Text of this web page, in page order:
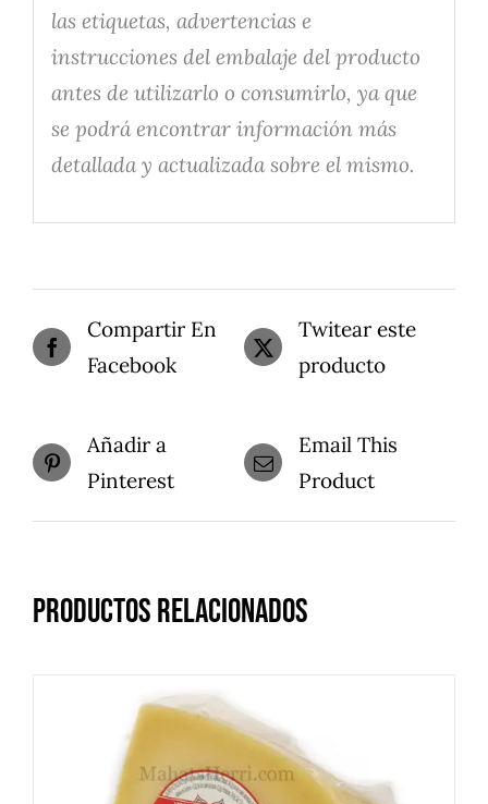
las etiquetas, advertencias e
instrucciones del embalaje del producto
antes de utilizarlo o consumirlo, ya que
se podrá encontrar información más
detallada y actualizada sobre el mismo.
Compartir En
Facebook
Twitear este
producto
Añadir a
Pinterest
Email This
Product
Productos relacionados